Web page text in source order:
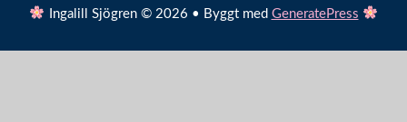
Ingalill Sjögren © 2026 • Byggt med GeneratePress